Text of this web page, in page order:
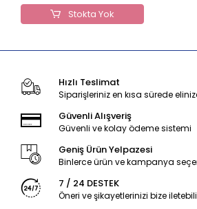
Stokta Yok
Hızlı Teslimat
Siparişleriniz en kısa sürede
Güvenli Alışveriş
Güvenli ve kolay ödeme sistemi
Geniş Ürün Yelpazesi
Binlerce ürün ve kampanya
7 / 24 DESTEK
Öneri ve şikayetlerinizi bize